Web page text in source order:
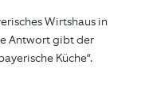
Wirtshaus in
Antwort gibt der
Küche“.